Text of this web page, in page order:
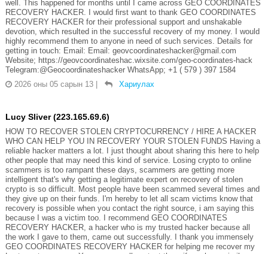
well. This happened for months until I came across GEO COORDINATES
RECOVERY HACKER. I would first want to thank GEO COORDINATES
RECOVERY HACKER for their professional support and unshakable
devotion, which resulted in the successful recovery of my money. I would
highly recommend them to anyone in need of such services. Details for
getting in touch: Email: Email: geovcoordinateshacker@gmail.com
Website; https://geovcoordinateshac.wixsite.com/geo-coordinates-hack
Telegram:@Geocoordinateshacker WhatsApp; +1 ( 579 ) 397 1584
2026 оны 05 сарын 13
Хариулах
Lucy Sliver (223.165.69.6)
HOW TO RECOVER STOLEN CRYPTOCURRENCY / HIRE A HACKER
WHO CAN HELP YOU IN RECOVERY YOUR STOLEN FUNDS Having a
reliable hacker matters a lot. I just thought about sharing this here to help
other people that may need this kind of service. Losing crypto to online
scammers is too rampant these days, scammers are getting more
intelligent that's why getting a legitimate expert on recovery of stolen
crypto is so difficult. Most people have been scammed several times and
they give up on their funds. I'm hereby to let all scam victims know that
recovery is possible when you contact the right source, i am saying this
because I was a victim too. I recommend GEO COORDINATES
RECOVERY HACKER, a hacker who is my trusted hacker because all
the work I gave to them, came out successfully. I thank you immensely
GEO COORDINATES RECOVERY HACKER for helping me recover my